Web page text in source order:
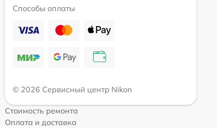
Способы оплаты
© 2026 Сервисный центр Nikon
Стоимость ремонта
Оплата и доставка